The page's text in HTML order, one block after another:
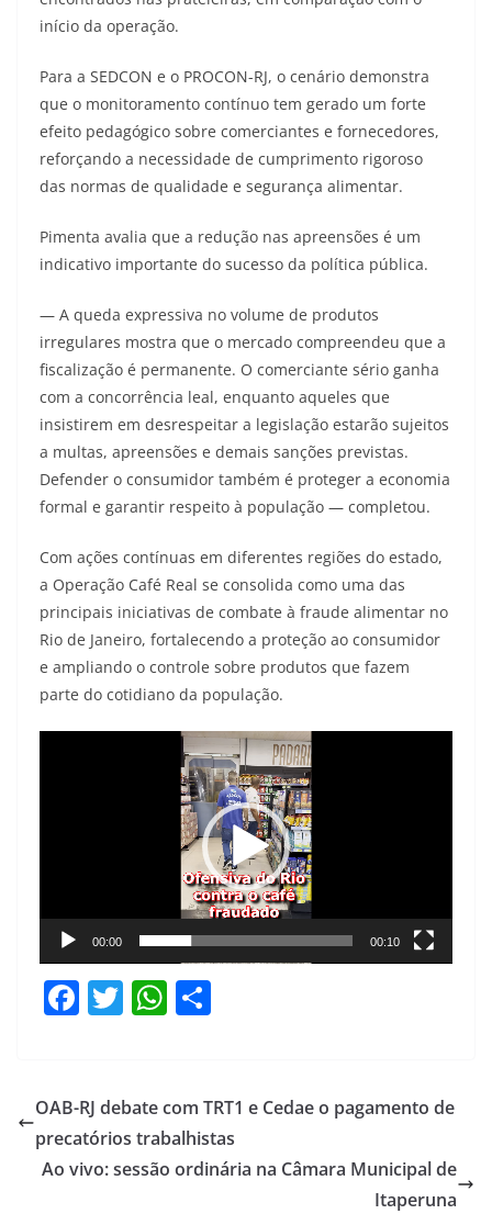
início da operação.
Para a SEDCON e o PROCON-RJ, o cenário demonstra
que o monitoramento contínuo tem gerado um forte
efeito pedagógico sobre comerciantes e fornecedores,
reforçando a necessidade de cumprimento rigoroso
das normas de qualidade e segurança alimentar.
Pimenta avalia que a redução nas apreensões é um
indicativo importante do sucesso da política pública.
— A queda expressiva no volume de produtos
irregulares mostra que o mercado compreendeu que a
fiscalização é permanente. O comerciante sério ganha
com a concorrência leal, enquanto aqueles que
insistirem em desrespeitar a legislação estarão sujeitos
a multas, apreensões e demais sanções previstas.
Defender o consumidor também é proteger a economia
formal e garantir respeito à população — completou.
Com ações contínuas em diferentes regiões do estado,
a Operação Café Real se consolida como uma das
principais iniciativas de combate à fraude alimentar no
Rio de Janeiro, fortalecendo a proteção ao consumidor
e ampliando o controle sobre produtos que fazem
parte do cotidiano da população.
00:00 00:10
F
e
b
o
T
er
W
s
A
p
e
OAB-RJ debate com TRT1 e Cedae o pagamento de
precatórios trabalhistas
Ao vivo: sessão ordinária na Câmara Municipal de
Itaperuna